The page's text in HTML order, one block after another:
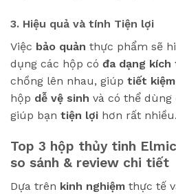
3. Hiệu quả và tính Tiện lợi
Việc bảo quản thực phẩm sẽ
dụng các hộp có đa dạng kích
chồng lên nhau, giúp tiết
hộp dễ vệ sinh và có thể
giúp bạn tiện lợi hơn rất nhiều.
Top 3 hộp thủy tinh
so sánh & review chi tiết
Dựa trên kinh nghiệm thực tế